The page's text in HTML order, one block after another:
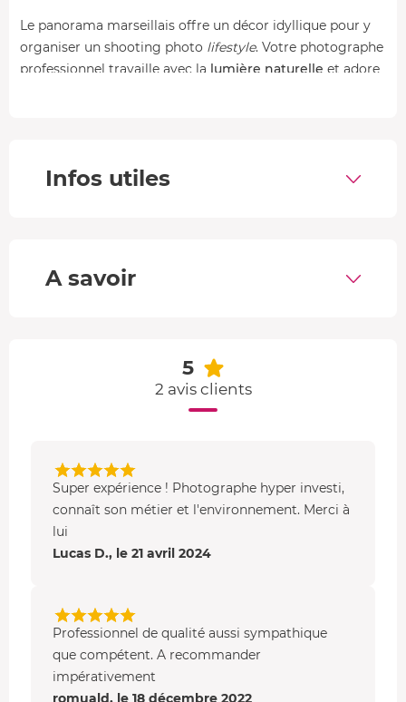
Le panorama marseillais offre un décor idyllique pour y
organiser un shooting photo lifestyle. Votre photographe
professionnel travaille avec la lumière naturelle et adore
obtenus seront parfaits pour votre projet de
ou de
vous choisissez ensemble les meilleures images. Cette
séance vous donne droit à
plusieurs photos numériques
Infos utiles
A savoir
5
2 avis clients
Super expérience ! Photographe hyper investi,
connaît son métier et l'environnement. Merci à
lui
Lucas D., le 21 avril 2024
Professionnel de qualité aussi sympathique
que compétent. A recommander
impérativement
romuald, le 18 décembre 2022